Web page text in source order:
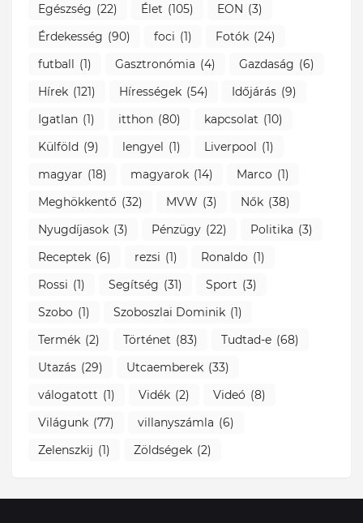
Egészség (22) Élet (105) EON (3)
Érdekesség (90) foci (1) Fotók (24)
futball (1) Gasztronómia (4) Gazdaság (6)
Hírek (121) Hírességek (54) Időjárás (9)
Igatlan (1) itthon (80) kapcsolat (10)
Külföld (9) lengyel (1) Liverpool (1)
magyar (18) magyarok (14) Marco (1)
Meghökkentő (32) MVW (3) Nők (38)
Nyugdíjasok (3) Pénzügy (22) Politika (3)
Receptek (6) rezsi (1) Ronaldo (1)
Rossi (1) Segítség (31) Sport (3)
Szobo (1) Szoboszlai Dominik (1)
Termék (2) Történet (83) Tudtad-e (68)
Utazás (29) Utcaemberek (33)
válogatott (1) Vidék (2) Videó (8)
Világunk (77) villanyszámla (6)
Zelenszkij (1) Zöldségek (2)